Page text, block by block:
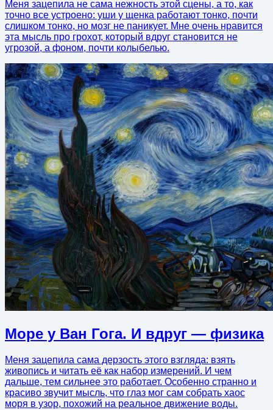
Меня зацепила не сама нежность этой сцены, а то, как
точно все устроено: уши у щенка работают тонко, почти
слишком тонко, но мозг не паникует. Мне очень нравится
эта мысль про грохот, который вдруг становится не
угрозой, а фоном, почти колыбелью.
Море у Ван Гога. И вдруг — физика
Меня зацепила сама дерзость этого взгляда: взять
живопись и читать её как набор измерений. И чем
дальше, тем сильнее это работает. Особенно странно и
красиво звучит мысль, что глаз мог сам собрать хаос
моря в узор, похожий на реальное движение воды.